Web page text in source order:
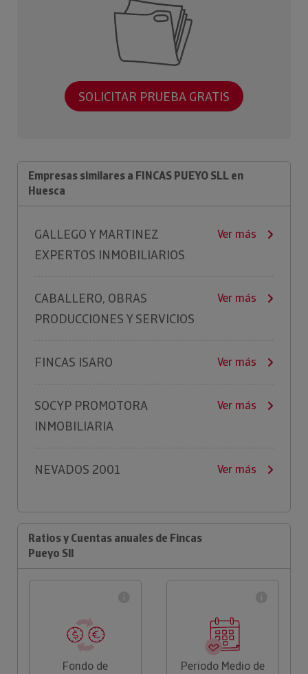
SOLICITAR PRUEBA GRATIS
Empresas similares a FINCAS PUEYO SLL en
Huesca
GALLEGO Y MARTINEZ
EXPERTOS INMOBILIARIOS
Ver más
CABALLERO, OBRAS
PRODUCCIONES Y SERVICIOS
Ver más
FINCAS ISARO Ver más
SOCYP PROMOTORA
INMOBILIARIA
Ver más
NEVADOS 2001 Ver más
Ratios y Cuentas anuales de Fincas
Pueyo Sll
Fondo de
Periodo Medio de